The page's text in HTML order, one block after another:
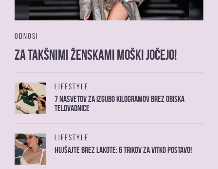
ODNOSI
Za takšnimi ženskami moški jočejo!
LIFESTYLE
7 nasvetov za izgubo kilogramov brez obiska
telovadnice
LIFESTYLE
Hujšajte brez lakote: 6 trikov za vitko postavo!